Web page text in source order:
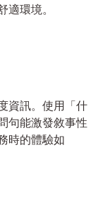
環境。
資訊。使用「什
句能激發敘事性
時的體驗如